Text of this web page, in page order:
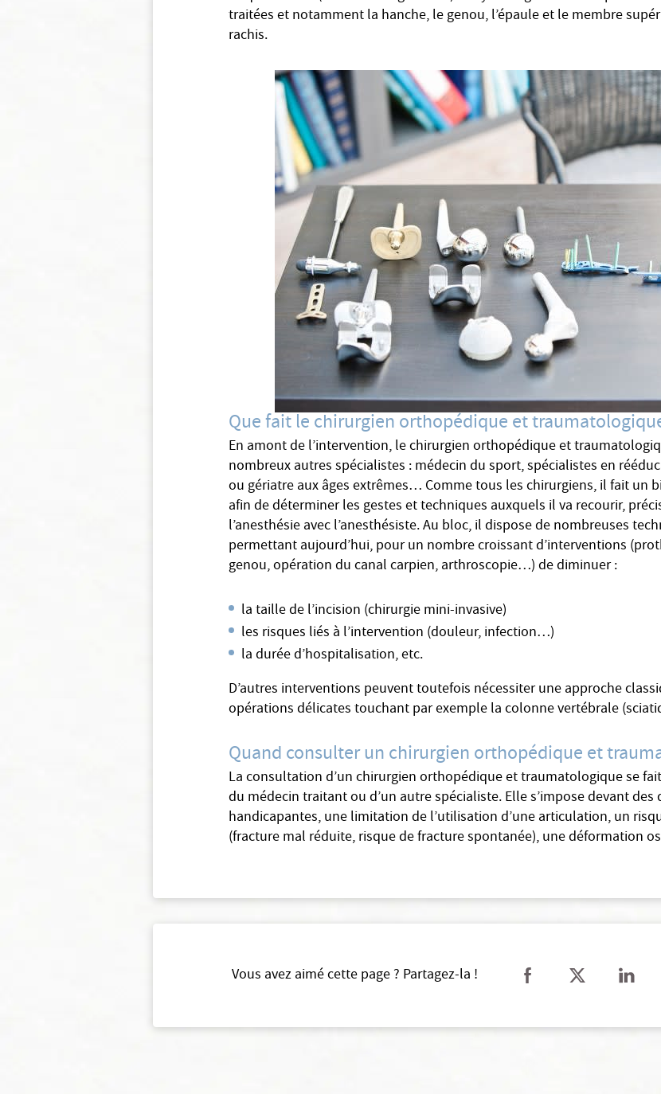
traitées et notamment la hanche, le genou, l’épaule et le membre
rachis.
Que fait le chirurgien orthopédique et
En amont de l’intervention, le chirurgien orthopédique et
nombreux autres spécialistes : médecin du sport, spécialistes en
ou gériatre aux âges extrêmes… Comme tous les chirurgiens, il fait un
afin de déterminer les gestes et techniques auxquels il va recourir,
l’anesthésie avec l’anesthésiste. Au bloc, il dispose de nombreuses
permettant aujourd’hui, pour un nombre croissant d’interventions
genou, opération du canal carpien, arthroscopie…) de diminuer :
la taille de l’incision (chirurgie mini-invasive)
les risques liés à l’intervention (douleur, infection…)
la durée d’hospitalisation, etc.
D’autres interventions peuvent toutefois nécessiter une approche
opérations délicates touchant par exemple la colonne vertébrale
Quand consulter un chirurgien orthopédique et
La consultation d’un chirurgien orthopédique et traumatologique se
du médecin traitant ou d’un autre spécialiste. Elle s’impose devant
handicapantes, une limitation de l’utilisation d’une articulation, un
(fracture mal réduite, risque de fracture spontanée), une déformation
Vous avez aimé cette page ? Partagez-la !